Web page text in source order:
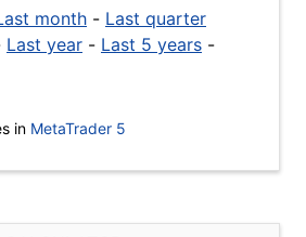
month - Last quarter
Last year - Last 5 years -
in MetaTrader 5